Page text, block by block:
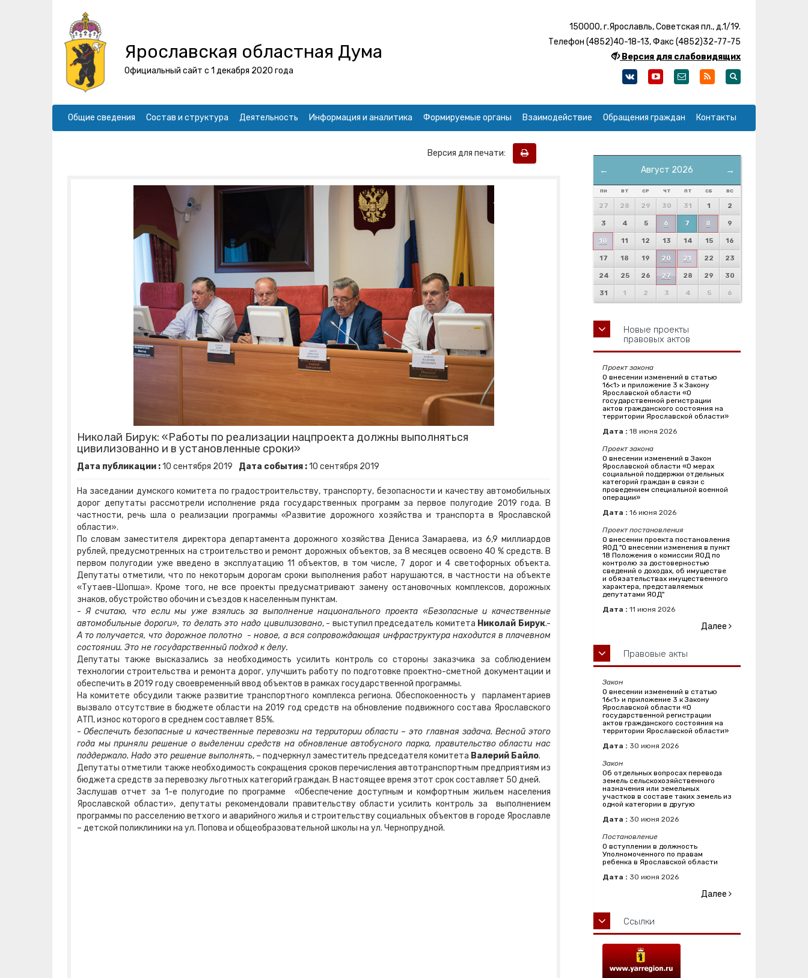
Ярославская областная Дума
Официальный сайт с 1 декабря 2020 года
150000, г.Ярославль, Советская пл., д.1/19.
Телефон (4852)40-18-13, Факс (4852)32-77-75
Версия для слабовидящих
Общие сведения Состав и структура Деятельность Информация и аналитика Формируемые органы Взаимодействие Обращения граждан Контакты
Версия для печати:
Николай Бирук: «Работы по реализации нацпроекта должны выполняться
цивилизованно и в установленные сроки»
Дата публикации :10 сентября 2019 Дата события :10 сентября 2019
На заседании думского комитета по градостроительству, транспорту, безопасности и качеству автомобильных
дорог депутаты рассмотрели исполнение ряда государственных программ за первое полугодие 2019 года. В
частности, речь шла о реализации программы «Развитие дорожного хозяйства и транспорта в Ярославской
области».
По словам заместителя директора департамента дорожного хозяйства Дениса Замараева, из 6,9 миллиардов
рублей, предусмотренных на строительство и ремонт дорожных объектов, за 8 месяцев освоено 40 % средств. В
первом полугодии уже введено в эксплуатацию 11 объектов, в том числе, 7 дорог и 4 светофорных объекта.
Депутаты отметили, что по некоторым дорогам сроки выполнения работ нарушаются, в частности на объекте
«Тутаев-Шопша». Кроме того, не все проекты предусматривают замену остановочных комплексов, дорожных
знаков, обустройство обочин и съездов к населенным пунктам.
- Я считаю, что если мы уже взялись за выполнение национального проекта «Безопасные и качественные
автомобильные дороги», то делать это надо цивилизовано, - выступил председатель комитета Николай Бирук.-
А то получается, что дорожное полотно - новое, а вся сопровождающая инфраструктура находится в плачевном
состоянии. Это не государственный подход к делу.
Депутаты также высказались за необходимость усилить контроль со стороны заказчика за соблюдением
технологии строительства и ремонта дорог, улучшить работу по подготовке проектно-сметной документации и
обеспечить в 2019 году своевременный ввод объектов в рамках государственной программы.
На комитете обсудили также развитие транспортного комплекса региона. Обеспокоенность у парламентариев
вызвало отсутствие в бюджете области на 2019 год средств на обновление подвижного состава Ярославского
АТП, износ которого в среднем составляет 85%.
-Обеспечить безопасные и качественные перевозки на территории области – это главная задача. Весной этого
года мы приняли решение о выделении средств на обновление автобусного парка, правительство области нас
поддержало. Надо это решение выполнять, – подчеркнул заместитель председателя комитета Валерий Байло.
Депутаты отметили также необходимость сокращения сроков перечисления автотранспортным предприятиям из
бюджета средств за перевозку льготных категорий граждан. В настоящее время этот срок составляет 50 дней.
Заслушав отчет за 1-е полугодие по программе «Обеспечение доступным и комфортным жильем населения
Ярославской области», депутаты рекомендовали правительству области усилить контроль за выполнением
программы по расселению ветхого и аварийного жилья и строительству социальных объектов в городе Ярославле
– детской поликлиники на ул. Попова и общеобразовательной школы на ул. Чернопрудной.
← →
Август 2026
ПН ВТ СР ЧТ ПТ СБ ВС
27 28 29 30 31 1 2
3 4 5 6 7 8 9
10 11 12 13 14 15 16
17 18 19 20 21 22 23
24 25 26 27 28 29 30
31 1 2 3 4 5 6
Новые проекты
правовых актов
Проект закона
О внесении изменений в статью
16<1> и приложение 3 к Закону
Ярославской области «О
государственной регистрации
актов гражданского состояния на
территории Ярославской области»
Дата : 18 июня 2026
Проект закона
О внесении изменений в Закон
Ярославской области «О мерах
социальной поддержки отдельных
категорий граждан в связи с
проведением специальной военной
операции»
Дата : 16 июня 2026
Проект постановления
О внесении проекта постановления
ЯОД "О внесении изменения в пункт
18 Положения о комиссии ЯОД по
контролю за достоверностью
сведений о доходах, об имуществе
и обязательствах имущественного
характера, представляемых
депутатами ЯОД"
Дата : 11 июня 2026
Далее
Правовые акты
Закон
О внесении изменений в статью
16<1> и приложение 3 к Закону
Ярославской области «О
государственной регистрации
актов гражданского состояния на
территории Ярославской области»
Дата : 30 июня 2026
Закон
Об отдельных вопросах перевода
земель сельскохозяйственного
назначения или земельных
участков в составе таких земель из
одной категории в другую
Дата : 30 июня 2026
Постановление
О вступлении в должность
Уполномоченного по правам
ребенка в Ярославской области
Дата : 30 июня 2026
Далее
Ссылки